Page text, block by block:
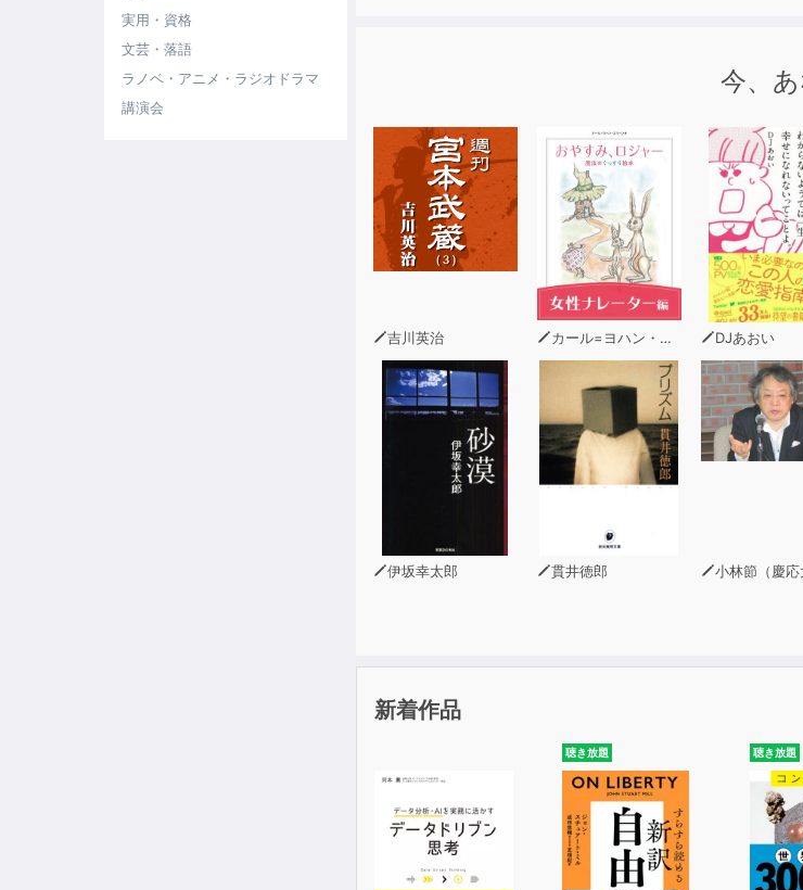
実用・資格
文芸・落語
ラノベ・アニメ・ラジオドラマ
講演会
税理士会退会
現在、新世紀会、ロイヤルフロンティア
魚座 O型
著書に
『ブラックホール』２２世紀アート
『誘惑の星』文芸社
今、
吉川英治 カール=ヨハン・エリーン DJあおい
伊坂幸太郎 貫井徳郎 小林節（慶応大学法学部教授
新着作品
聴き放題 聴き放題